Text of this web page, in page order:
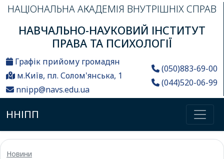
НАЦІОНАЛЬНА АКАДЕМІЯ ВНУТРІШНІХ СПРАВ
НАВЧАЛЬНО-НАУКОВИЙ ІНСТИТУТ
ПРАВА ТА ПСИХОЛОГІЇ
Графік прийому громадян
м.Київ, пл. Солом'янська, 1
nnipp@navs.edu.ua
(050)883-69-00
(044)520-06-99
ННІПП
Новини